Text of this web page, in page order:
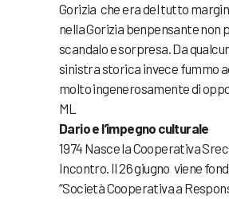
Gorizia che era del tutto
nella Gorizia benpensante non
scandalo e sorpresa. Da
sinistra storica invece fummo
molto ingenerosamente di
ML
Dario e l’impegno culturale
1974 Nasce la Cooperativa
Incontro. Il 26 giugno viene
“Società Cooperativa a